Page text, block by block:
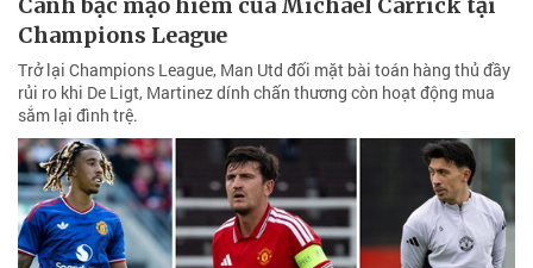
Canh bạc mạo hiểm của Michael Carrick tại
Champions League
Trở lại Champions League, Man Utd đối mặt bài toán hàng thủ đầy
rủi ro khi De Ligt, Martinez dính chấn thương còn hoạt động mua
sắm lại đình trệ.